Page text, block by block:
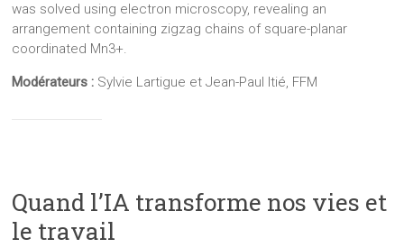
was solved using electron microscopy, revealing an
arrangement containing zigzag chains of square-planar
coordinated Mn3+.
Modérateurs : Sylvie Lartigue et Jean-Paul Itié, FFM
Quand l’IA transforme nos vies et
le travail